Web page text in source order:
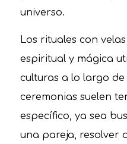
universo.
Los rituales con
espiritual y mágica
culturas a lo largo de
ceremonias suelen
específico, ya sea
una pareja, resolver